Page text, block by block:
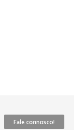
Fale connosco!